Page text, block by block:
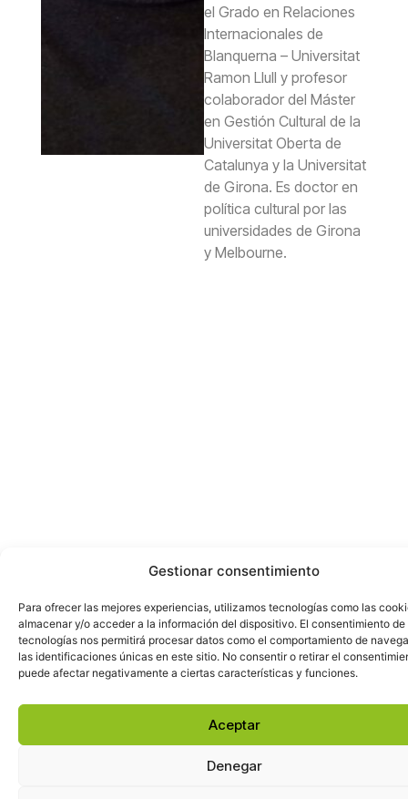
Gestionar consentimiento
Para ofrecer las mejores experiencias, utilizamos tecnologías como las
almacenar y/o acceder a la información del dispositivo. El consentimiento de
tecnologías nos permitirá procesar datos como el comportamiento de
las identificaciones únicas en este sitio. No consentir o retirar el
puede afectar negativamente a ciertas características y funciones.
Aceptar
Denegar
el Grado en Relaciones
Internacionales de
Blanquerna – Universitat
Ramon Llull y profesor
colaborador del Máster
en Gestión Cultural de la
Universitat Oberta de
Catalunya y la Universitat
de Girona. Es doctor en
política cultural por las
universidades de Girona
y Melbourne.